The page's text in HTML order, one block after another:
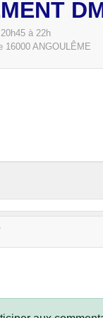
à 22h
16000 ANGOULÊME